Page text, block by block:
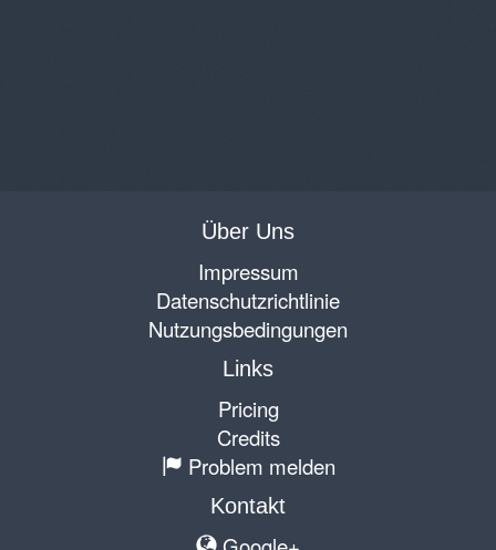
Über Uns
Impressum
Datenschutzrichtlinie
Nutzungsbedingungen
Links
Pricing
Credits
Problem melden
Kontakt